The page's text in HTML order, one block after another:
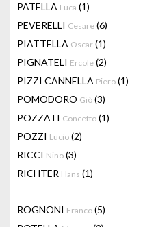
PATELLA Luca (1)
PEVERELLI Cesare (6)
PIATTELLA Oscar (1)
PIGNATELI Ercole (2)
PIZZI CANNELLA Piero (1)
POMODORO Giò (3)
POZZATI Concetto (1)
POZZI Lucio (2)
RICCI Nino (3)
RICHTER Hans (1)
ROGNONI Franco (5)